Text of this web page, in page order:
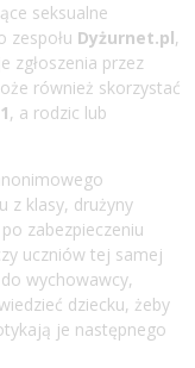
seksualne
zespołu Dyżurnet.pl,
zgłoszenia przez
również skorzystać
, a rodzic lub
z klasy, drużyny
zabezpieczeniu
uczniów tej samej
wychowawcy,
dziecku, żeby
je następnego